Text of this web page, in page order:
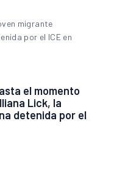
el momento
Lick, la
detenida por el